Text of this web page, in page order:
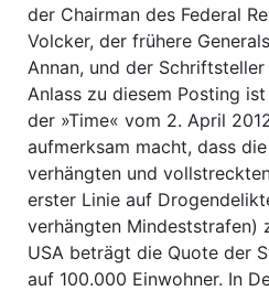
der Chairman des Federal
Volcker, der frühere
Annan, und der
Anlass zu diesem Posting
der »Time« vom 2. April
aufmerksam macht, dass
verhängten und
erster Linie auf
verhängten Mindeststrafen)
USA beträgt die Quote der
auf 100.000 Einwohner. In